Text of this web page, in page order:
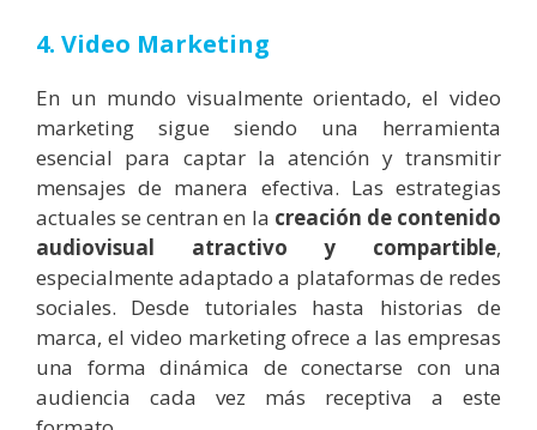
4. Video Marketing
En un mundo visualmente orientado, el video
marketing sigue siendo una herramienta
esencial para captar la atención y transmitir
mensajes de manera efectiva. Las estrategias
actuales se centran en la creación de contenido
audiovisual atractivo y compartible,
especialmente adaptado a plataformas de redes
sociales. Desde tutoriales hasta historias de
marca, el video marketing ofrece a las empresas
una forma dinámica de conectarse con una
audiencia cada vez más receptiva a este